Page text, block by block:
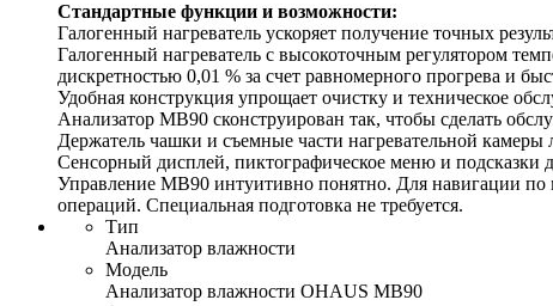
Стандартные функции и возможности:
Галогенный нагреватель ускоряет получение точных
Галогенный нагреватель с высокоточным регулятором
дискретностью 0,01 % за счет равномерного прогрева и
Удобная конструкция упрощает очистку и техническое
Анализатор MB90 сконструирован так, чтобы сделать
Держатель чашки и съемные части нагревательной камеры
Сенсорный дисплей, пиктографическое меню и подсказки
Управление MB90 интуитивно понятно. Для навигации
операций. Специальная подготовка не требуется.
Тип
Анализатор влажности
Модель
Анализатор влажности OHAUS MB90